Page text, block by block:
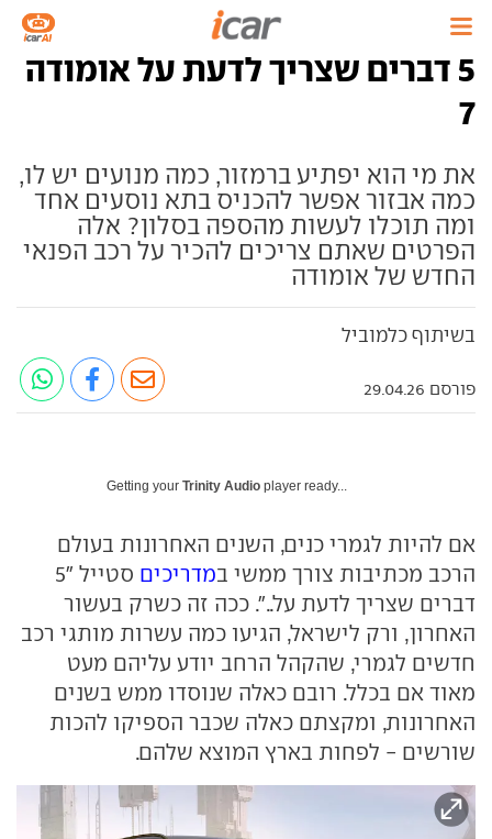
5 דברים שצריך לדעת על אומודה
7
את מי הוא יפתיע ברמזור, כמה מנועים יש לו,
כמה אבזור אפשר להכניס בתא נוסעים אחד
ומה תוכלו לעשות מהספה בסלון? אלה
הפרטים שאתם צריכים להכיר על רכב הפנאי
החדש של אומודה
בשיתוף כלמוביל
פורסם 29.04.26
Getting your Trinity Audio player ready...
אם להיות לגמרי כנים, השנים האחרונות בעולם
הרכב מכתיבות צורך ממשי במדריכים
סטייל "5
דברים שצריך לדעת על..". ככה זה כשרק בעשור
האחרון, ורק לישראל, הגיעו כמה עשרות מותגי רכב
חדשים לגמרי, שהקהל הרחב יודע עליהם מעט
מאוד אם בכלל. רובם כאלה שנוסדו ממש בשנים
האחרונות, ומקצתם כאלה שכבר הספיקו להכות
שורשים - לפחות בארץ המוצא שלהם.